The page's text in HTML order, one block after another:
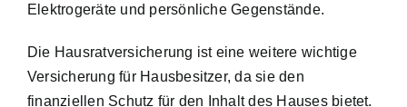
Elektrogeräte und persönliche Gegenstände.
Die Hausratversicherung ist eine weitere wichtige
Versicherung für Hausbesitzer, da sie den
finanziellen Schutz für den Inhalt des Hauses bietet.